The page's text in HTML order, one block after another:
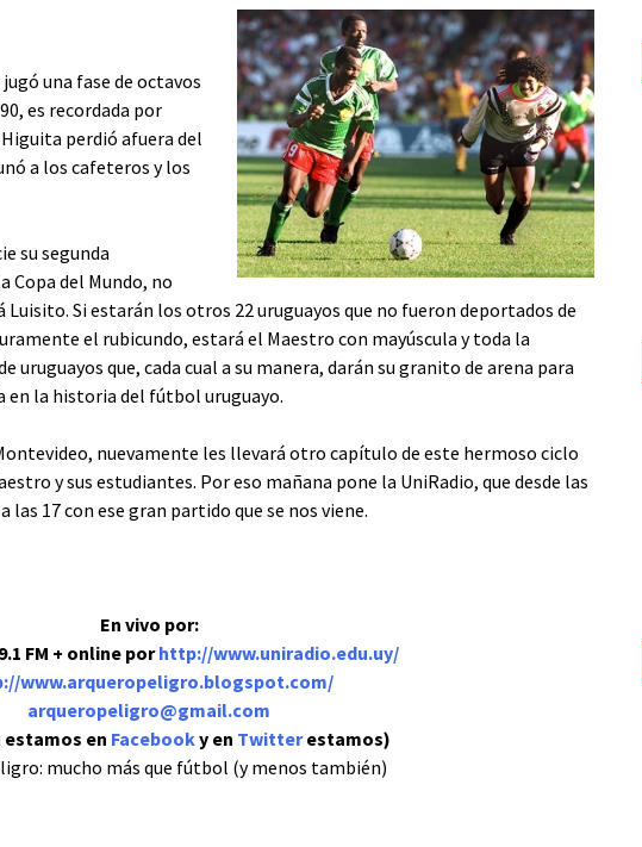
una fase de octavos
es recordada por
perdió afuera del
a los cafeteros y los
su segunda
Copa del Mundo, no
Si estarán los otros 22 uruguayos que no fueron deportados de
el rubicundo, estará el Maestro con mayúscula y toda la
uruguayos que, cada cual a su manera, darán su granito de arena para
en la historia del fútbol uruguayo.
nuevamente les llevará otro capítulo de este hermoso ciclo
y sus estudiantes. Por eso mañana pone la UniRadio, que desde las
las 17 con ese gran partido que se nos viene.
En vivo por:
FM + online porhttp://www.uniradio.edu.uy/
www.arqueropeligro.blogspot.com/
arqueropeligro@gmail.com
en Facebooky en Twitterestamos)
mucho más que fútbol (y menos también)